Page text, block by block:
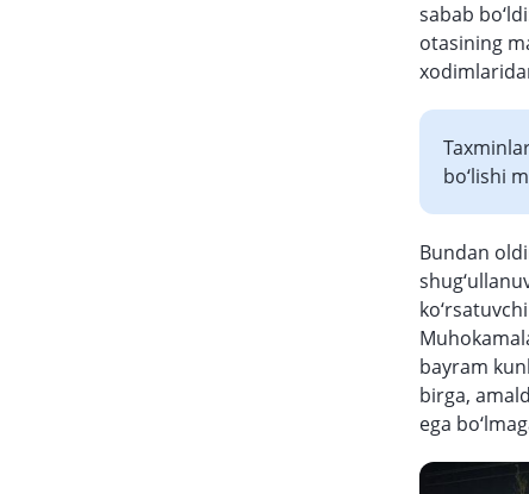
sabab
otasining
bo‘lishi
Bundan
bayram
birga,
ega